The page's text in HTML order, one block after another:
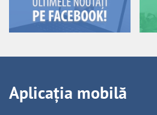
Aplicația mobilă